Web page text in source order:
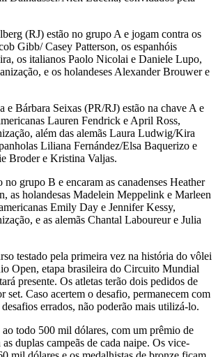
(RJ) estão no grupo A e jogam contra os
Gibb/ Casey Patterson, os espanhóis
os italianos Paolo Nicolai e Daniele Lupo,
e os holandeses Alexander Brouwer e
Bárbara Seixas (PR/RJ) estão na chave A e
Lauren Fendrick e April Ross,
além das alemãs Laura Ludwig/Kira
Liliana Fernández/Elsa Baquerizo e
Broder e Kristina Valjas.
no grupo B e encaram as canadenses Heather
as holandesas Madelein Meppelink e Marleen
Emily Day e Jennifer Kessy,
e as alemãs Chantal Laboureur e Julia
testado pela primeira vez na história do vôlei
Open, etapa brasileira do Circuito Mundial
presente. Os atletas terão dois pedidos de
set. Caso acertem o desafio, permanecem com
errados, não poderão mais utilizá-lo.
todo 500 mil dólares, com um prêmio de
duplas campeãs de cada naipe. Os vice-